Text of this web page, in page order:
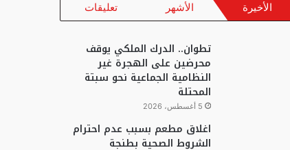
الأخيرة الأشهر تعليقات
تطوان.. الدرك الملكي يوقف
محرضين على الهجرة غير
النظامية الجماعية نحو سبتة
المحتلة
5 أغسطس، 2026
اغلاق مطعم بسبب عدم احترام
الشروط الصحية بطنجة